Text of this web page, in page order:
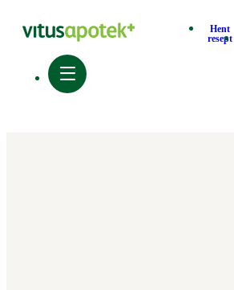
Hent
resept